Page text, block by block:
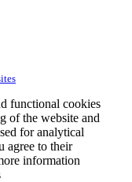
functional cookies
of the website and
for analytical
agree to their
information